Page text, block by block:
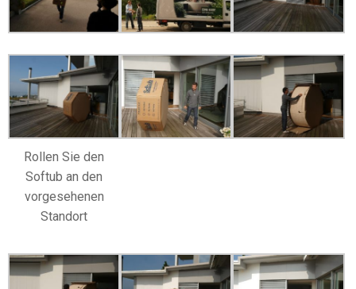
Rollen Sie den
Softub an den
vorgesehenen
Standort